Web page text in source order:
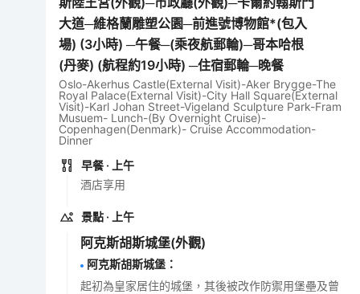
大道─維格蘭雕塑公園─前進號博物館*(包入
場) (3小時) ─午餐─(乘夜航郵輪)─哥本哈根
(丹麥) (航程約19小時) ─住宿郵輪─晚餐
Oslo-Akerhus Castle(External Visit)-Aker Brygge-The
Royal Palace(External Visit)-City Hall Square(External
Visit)-Karl Johan Street-Vigeland Sculpture Park-Fram
Musuem- Lunch-(By Overnight Cruise)-
Copenhagen(Denmark)- Cruise Accommodation-
Dinner
早餐 · 上午
酒店享用
景點 · 上午
阿克斯胡斯城堡(外觀)
阿克斯胡斯城堡 ：
起初為皇家居住的城堡，其後被改作防禦用堡壘及曾